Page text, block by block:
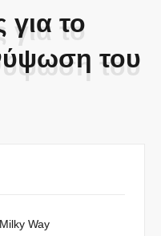
το
του
το
του
Milky Way